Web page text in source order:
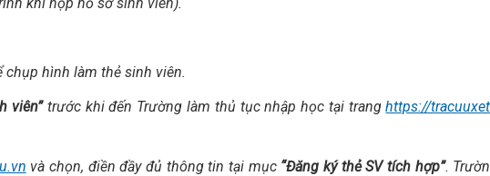
hình làm thẻ sinh viên.
viên”trước khi đến Trường làm thủ tục nhập học tại tranghttps://
và chọn, điền đầy đủ thông tin tại mục “Đăng ký thẻ SV tích hợp”.